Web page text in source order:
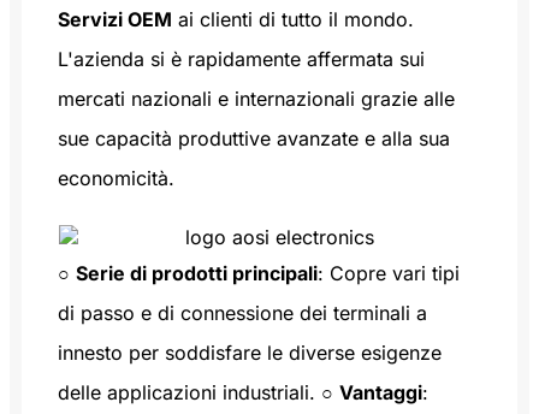
Servizi OEM ai clienti di tutto il mondo.
L'azienda si è rapidamente affermata sui
mercati nazionali e internazionali grazie alle
sue capacità produttive avanzate e alla sua
economicità.
○ Serie di prodotti principali: Copre vari tipi
di passo e di connessione dei terminali a
innesto per soddisfare le diverse esigenze
delle applicazioni industriali. ○ Vantaggi: